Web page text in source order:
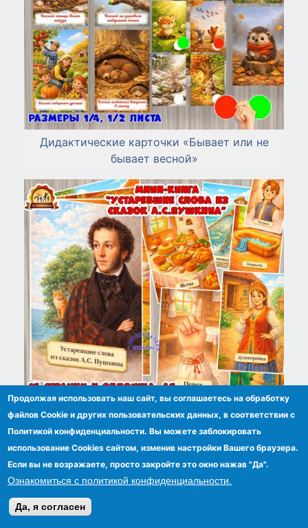
Дидактические карточки «Бывает или не
бывает весной»
Мини-книга "Устаревшие слова из сказок А.С.
Пушкина"
Продолжая использовать наш сайт, вы соглашаетесь на обработку
файлов Сookie и других пользовательских данных, в соответствии с
Политикой конфиденциальности. Вы можете заблокировать
использование Cookies сайтом, изменив настройки Вашего браузера.
Если вы не возражаете, просто закройте это окно нажав "Да".
Ознакомиться с политикой конфиденциальности.
Да, я согласен